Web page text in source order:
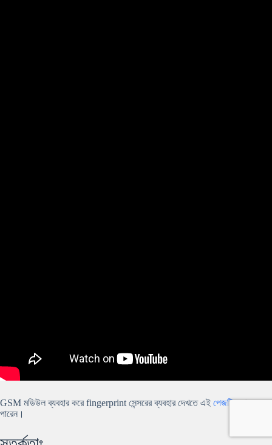
GSM মডিউল ব্যবহার করে fingerprint সেন্সরের ব্যবহার দেখতে এই পেজটিদেখতে
পারেন।